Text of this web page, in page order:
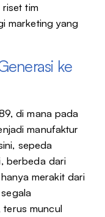
tim
marketing yang
ke
di mana pada
manufaktur
sepeda
berbeda dari
merakit dari
terus muncul